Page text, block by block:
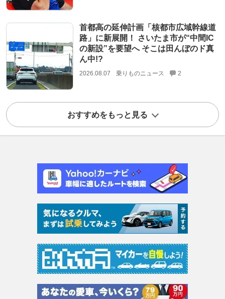
首都高の延伸計画「核都市広域幹線道
路」に新展開！ さいたま市が“中間IC
の新設”を要望へ そこは田んぼのド真
ん中!?
2026.08.07 乗りものニュース 2
おすすめをもっと見る